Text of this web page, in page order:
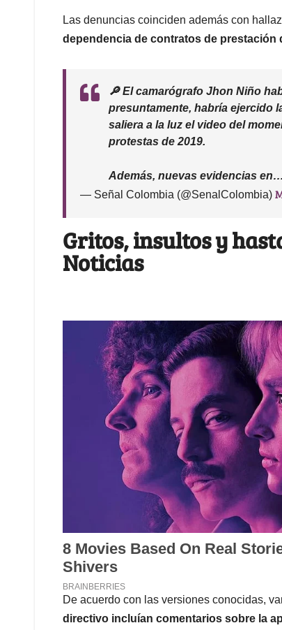
Las denuncias coinciden además con
dependencia de contratos de
🔎 El camarógrafo Jhon Niño
presuntamente, habría ejercido
saliera a la luz el video del
protestas de 2019.
Además, nuevas evidencias en…
— Señal Colombia (@SenalColombia)
Gritos, insultos y
Noticias
De acuerdo con las versiones conocidas,
directivo incluían comentarios sobre la